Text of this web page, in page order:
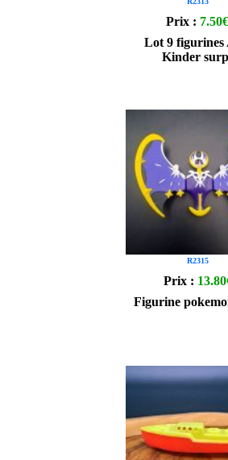
Prix : 7.50€
Lot 9 figurines
Kinder
R2315
Prix :
Figurine